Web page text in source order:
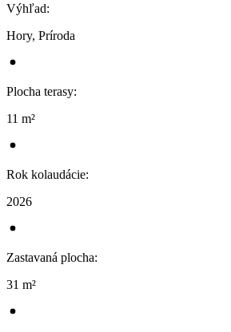
Výhľad:
Hory, Príroda
Plocha terasy:
11 m²
Rok kolaudácie:
2026
Zastavaná plocha:
31 m²